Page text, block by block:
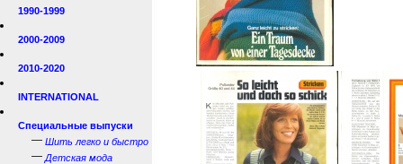
1990-1999
2000-2009
2010-2020
INTERNATIONAL
Специальные выпуски
— Шить легко и быстро
— Детская мода